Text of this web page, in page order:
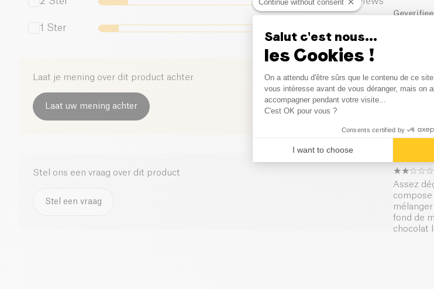
1 Ster
Laat je mening over dit product achter.
Laat uw mening achter
Stel ons een vraag over dit product
Stel een vraag
Aucun
Bonne
est très
froides
Assez
compose
fond de
chocolat
Continue without consent
Salut c'est nous...
les Cookies !
Consent
On a attendu d'être sûrs que le contenu de ce site
vous intéresse avant de vous déranger, mais on
accompagner pendant votre visite...
C'est OK pour vous ?
Consents certified by
I want to choose
Axeptio consent